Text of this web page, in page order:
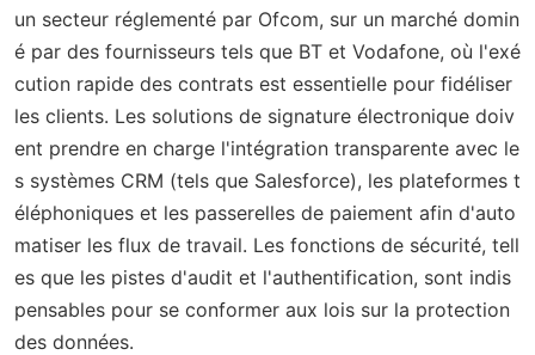
un secteur réglementé par Ofcom, sur un marché domin
é par des fournisseurs tels que BT et Vodafone, où l'exé
cution rapide des contrats est essentielle pour fidéliser
les clients. Les solutions de signature électronique doiv
ent prendre en charge l'intégration transparente avec le
s systèmes CRM (tels que Salesforce), les plateformes t
éléphoniques et les passerelles de paiement afin d'auto
matiser les flux de travail. Les fonctions de sécurité, tell
es que les pistes d'audit et l'authentification, sont indis
pensables pour se conformer aux lois sur la protection
des données.